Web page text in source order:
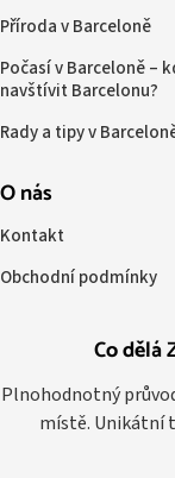
Co dělá
Plnohodnotný
místě. Unikátní
Příroda v Barceloně
Počasí v Barceloně –
navštívit Barcelonu?
Rady a tipy v
O nás
Kontakt
Obchodní podmínky